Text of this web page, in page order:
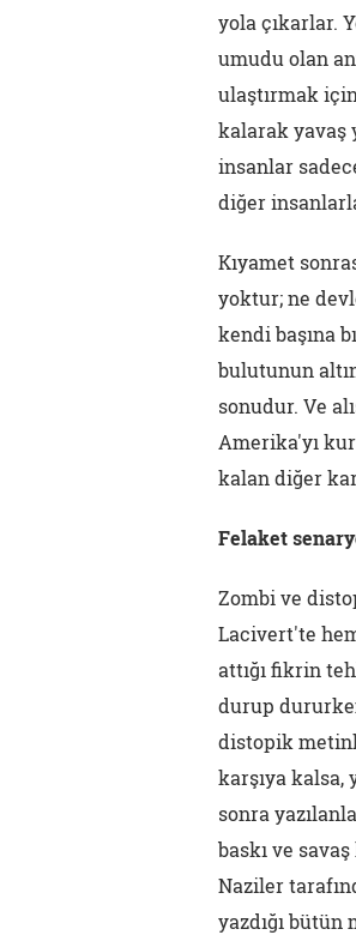
yola çıkarlar.
umudu olan
ulaştırmak
kalarak yavaş
insanlar
diğer
Kıyamet
yoktur; ne
kendi başına
bulutunun
sonudur. Ve
Amerika'yı
kalan diğer
Felaket
Zombi ve
Lacivert'te
attığı fikrin
durup
distopik
karşıya kalsa,
sonra
baskı ve
Naziler
yazdığı